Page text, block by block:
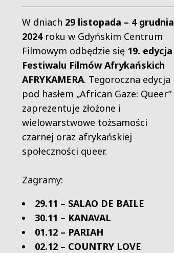
W dniach 29 listopada – 4 grudnia
2024roku w Gdyńskim Centrum
Filmowym odbędzie się 19. edycja
Festiwalu Filmów Afrykańskich
AFRYKAMERA. Tegoroczna edycja
pod hasłem „African Gaze: Queer”
zaprezentuje złożone i
wielowarstwowe tożsamości
czarnej oraz afrykańskiej
społeczności queer.
Zagramy:
29.11 – SALAO DE BAILE
30.11 – KANAVAL
01.12 – PARIAH
02.12 – COUNTRY LOVE